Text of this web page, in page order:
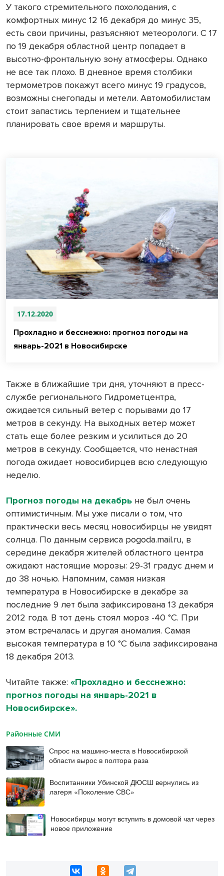
У такого стремительного похолодания, с
комфортных минус 12 16 декабря до минус 35,
есть свои причины, разъясняют метеорологи. С 17
по 19 декабря областной центр попадает в
высотно-фронтальную зону атмосферы. Однако
не все так плохо. В дневное время столбики
термометров покажут всего минус 19 градусов,
возможны снегопады и метели. Автомобилистам
стоит запастись терпением и тщательнее
планировать свое время и маршруты.
17.12.2020
Прохладно и бесснежно: прогноз погоды на
январь-2021 в Новосибирске
Также в ближайшие три дня, уточняют в пресс-
службе регионального Гидрометцентра,
ожидается сильный ветер с порывами до 17
метров в секунду. На выходных ветер может
стать еще более резким и усилиться до 20
метров в секунду. Сообщается, что ненастная
погода ожидает новосибирцев всю следующую
неделю.
Прогноз погоды на декабрь не был очень
оптимистичным. Мы уже писали о том, что
практически весь месяц новосибирцы не увидят
солнца. По данным сервиса pogoda.mail.ru, в
середине декабря жителей областного центра
ожидают настоящие морозы: 29-31 градус днем и
до 38 ночью. Напомним, самая низкая
температура в Новосибирске в декабре за
последние 9 лет была зафиксирована 13 декабря
2012 года. В тот день стоял мороз -40 °С. При
этом встречалась и другая аномалия. Самая
высокая температура в 10 °С была зафиксирована
18 декабря 2013.
Читайте также: «Прохладно и бесснежно:
прогноз погоды на январь-2021 в
Новосибирске».
Районные СМИ
Спрос на машино-места в Новосибирской
области вырос в полтора раза
Воспитанники Убинской ДЮСШ вернулись из
лагеря «Поколение СВС»
Новосибирцы могут вступить в домовой чат через
новое приложение